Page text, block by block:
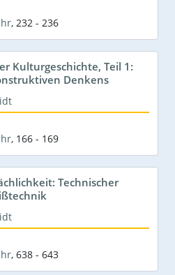
, 232 - 236
Kulturgeschichte, Teil 1:
Denkens
, 166 - 169
Technischer
, 638 - 643